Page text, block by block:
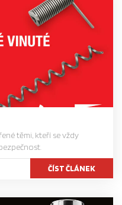
těmi, kteří se vždy
ČÍST ČLÁNEK